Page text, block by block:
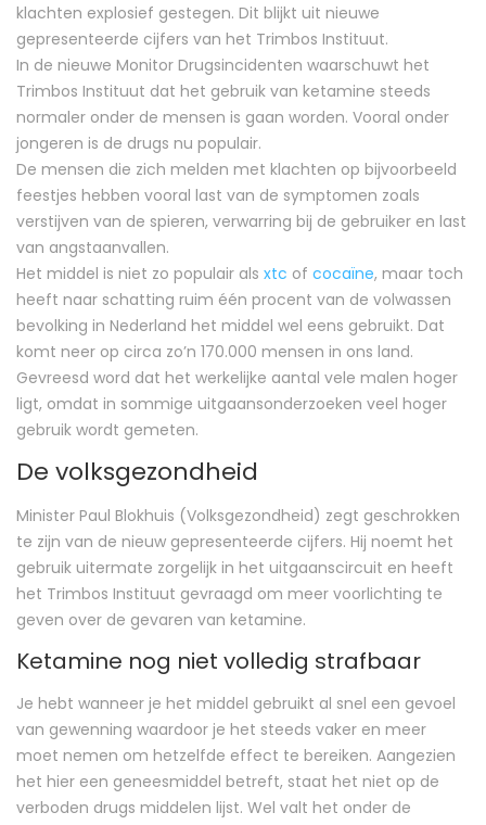
klachten explosief gestegen. Dit blijkt uit nieuwe
gepresenteerde cijfers van het Trimbos Instituut.
In de nieuwe Monitor Drugsincidenten waarschuwt het
Trimbos Instituut dat het gebruik van ketamine steeds
normaler onder de mensen is gaan worden. Vooral onder
jongeren is de drugs nu populair.
De mensen die zich melden met klachten op bijvoorbeeld
feestjes hebben vooral last van de symptomen zoals
verstijven van de spieren, verwarring bij de gebruiker en last
van angstaanvallen.
Het middel is niet zo populair als xtc of cocaïne, maar toch
heeft naar schatting ruim één procent van de volwassen
bevolking in Nederland het middel wel eens gebruikt. Dat
komt neer op circa zo’n 170.000 mensen in ons land.
Gevreesd word dat het werkelijke aantal vele malen hoger
ligt, omdat in sommige uitgaansonderzoeken veel hoger
gebruik wordt gemeten.
De volksgezondheid
Minister Paul Blokhuis (Volksgezondheid) zegt geschrokken
te zijn van de nieuw gepresenteerde cijfers. Hij noemt het
gebruik uitermate zorgelijk in het uitgaanscircuit en heeft
het Trimbos Instituut gevraagd om meer voorlichting te
geven over de gevaren van ketamine.
Ketamine nog niet volledig strafbaar
Je hebt wanneer je het middel gebruikt al snel een gevoel
van gewenning waardoor je het steeds vaker en meer
moet nemen om hetzelfde effect te bereiken. Aangezien
het hier een geneesmiddel betreft, staat het niet op de
verboden drugs middelen lijst. Wel valt het onder de